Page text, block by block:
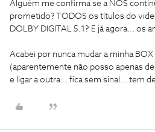
Alguém me confirma se a NOS
prometido? TODOS os títulos do
DOLBY DIGITAL 5.1? E já agora... os
Acabei por nunca mudar a minha BOX
(aparentemente não posso apenas
e ligar a outra... fica sem sinal... tem